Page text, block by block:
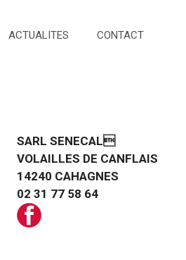
ACTUALITES CONTACT
SARL SENECAL
VOLAILLES DE CANFLAIS
14240 CAHAGNES
02 31 77 58 64